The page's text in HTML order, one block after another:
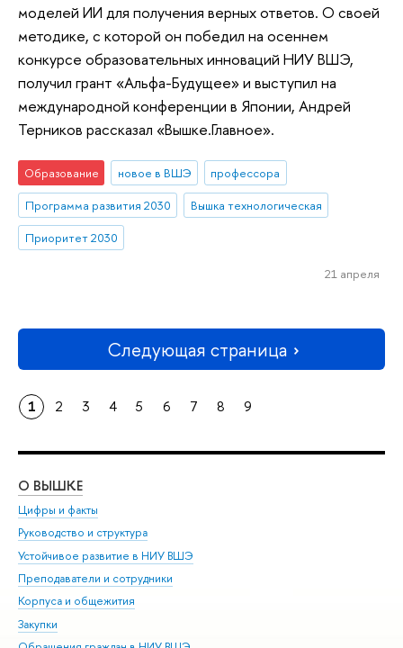
моделей ИИ для получения верных ответов. О своей
методике, с которой он победил на осеннем
конкурсе образовательных инноваций НИУ ВШЭ,
получил грант «Альфа-Будущее» и выступил на
международной конференции в Японии, Андрей
Терников рассказал «Вышке.Главное».
Образование новое в ВШЭ
профессора
Программа развития 2030
Вышка технологическая
Приоритет 2030
21 апреля
Следующая страница
1 2 3 4 5 6 7 8 9
О ВЫШКЕ
Цифры и факты
Руководство и структура
Устойчивое развитие в НИУ ВШЭ
Преподаватели и сотрудники
Корпуса и общежития
Закупки